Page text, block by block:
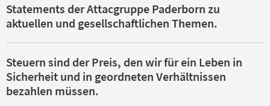
Statements der Attacgruppe Paderborn zu
aktuellen und gesellschaftlichen Themen.
Steuern sind der Preis, den wir für ein Leben in
Sicherheit und in geordneten Verhältnissen
bezahlen müssen.